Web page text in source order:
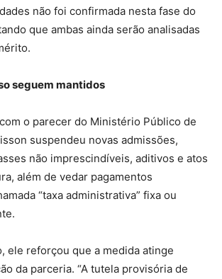
não foi confirmada nesta fase do
que ambas ainda serão analisadas
seguem mantidos
o parecer do Ministério Público de
suspendeu novas admissões,
não imprescindíveis, aditivos e atos
além de vedar pagamentos
“taxa administrativa” fixa ou
ele reforçou que a medida atinge
da parceria. “A tutela provisória de